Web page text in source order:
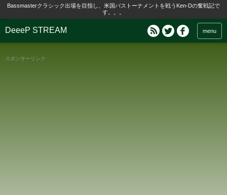
Bassmasterクラシック出場を目指し、米国バストーナメントを戦うKen-Dの奮戦記で
す。。。
DeeeP STREAM menu
スポンサーリンク